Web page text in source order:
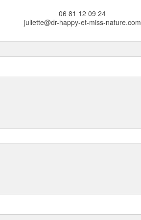
06 81 12 09 24
juliette@dr-happy-et-miss-nature.com